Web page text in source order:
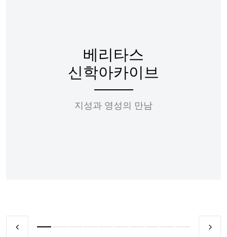
베리타스
신학아카이브
지성과 영성의 만남